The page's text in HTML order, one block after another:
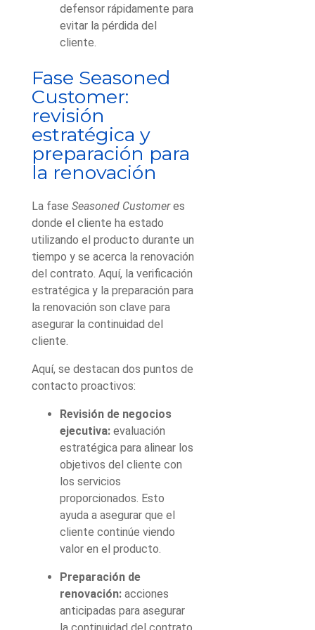
defensor rápidamente para
evitar la pérdida del
cliente.
Fase Seasoned
Customer:
revisión
estratégica y
preparación para
la renovación
La fase Seasoned Customeres
donde el cliente ha estado
utilizando el producto durante un
tiempo y se acerca la renovación
del contrato. Aquí, la verificación
estratégica y la preparación para
la renovación son clave para
asegurar la continuidad del
cliente.
Aquí, se destacan dos puntos de
contacto proactivos:
Revisión de negocios
ejecutiva: evaluación
estratégica para alinear los
objetivos del cliente con
los servicios
proporcionados. Esto
ayuda a asegurar que el
cliente continúe viendo
valor en el producto.
Preparación de
renovación: acciones
anticipadas para asegurar
la continuidad del contrato.